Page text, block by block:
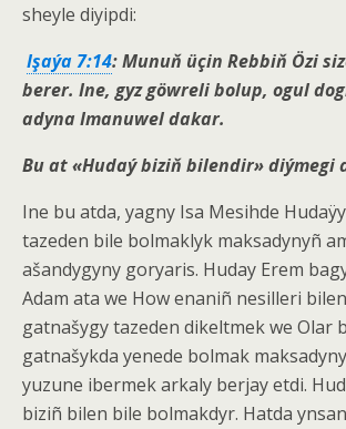
sheyle diyipdi:
Işaýa 7:14: Munuň üçin Rebbiň Özi
berer. Ine, gyz göwreli bolup, ogul
adyna Imanuwel dakar.
Bu at «Hudaýbiziň bilendir» diýmegi
Ine bu atda, yagny Isa Mesihde
tazeden bile bolmaklyk maksadynyñ
ašandygyny goryaris. Huday Erem
Adam ata we How enaniñ nesilleri
gatnašygy tazeden dikeltmek we Olar
gatnašykda yenede bolmak
yuzune ibermek arkaly berjay etdi.
biziñ bilen bile bolmakdyr. Hatda